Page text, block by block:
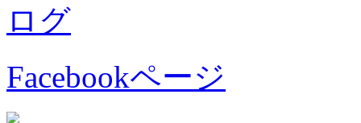
Facebookページ